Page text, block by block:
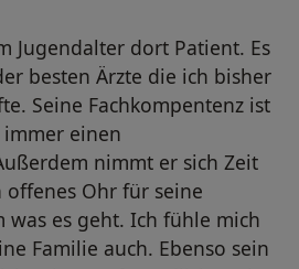
Jugendalter dort Patient. Es
besten Ärzte die ich bisher
Seine Fachkompentenz ist
einen
nimmt er sich Zeit
Ohr für seine
was es geht. Ich fühle mich
Familie auch. Ebenso sein